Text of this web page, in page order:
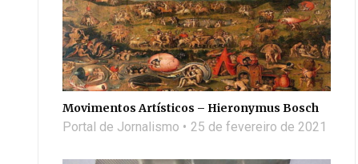
Movimentos Artísticos – Hieronymus Bosch
Portal de Jornalismo 25 de fevereiro de 2021